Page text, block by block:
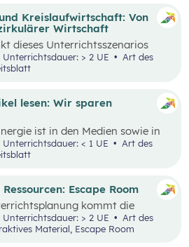
Konflikte zu finden sind.
Escape Room
kommt die
Room“ zum Einsatz. Ziel ist
Kompetenzbereichs
Umgang mit Energie und
Unterrichtsdauer: > 2 UE
Material, Escape Room
Kreislaufwirtschaft: Von
Wirtschaft
dieses Unterrichtsszenarios
aufbereiteter Text zum
Umgang mit
und die Konzepte „lineares
und „Kreislaufwirtschaft”
Unterrichtsdauer: > 2 UE
Art des
lesen: Wir sparen
ist in den Medien sowie in
allgegenwärtig. Dabei
Energieverbrauch, von
dem Ukrainekrieg ein
Thema.
Unterrichtsdauer: < 1 UE